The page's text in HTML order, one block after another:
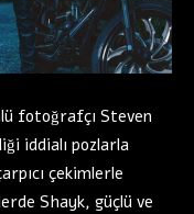
fotoğrafçı Steven
iddialı pozlarla
çekimlerle
Shayk, güçlü ve